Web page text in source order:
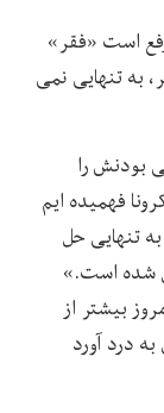
است «فقر»
تنهایی نمی
بودنش را
فهمیده ایم
تنهایی حل
شده است.»
بیشتر از
درد آورد